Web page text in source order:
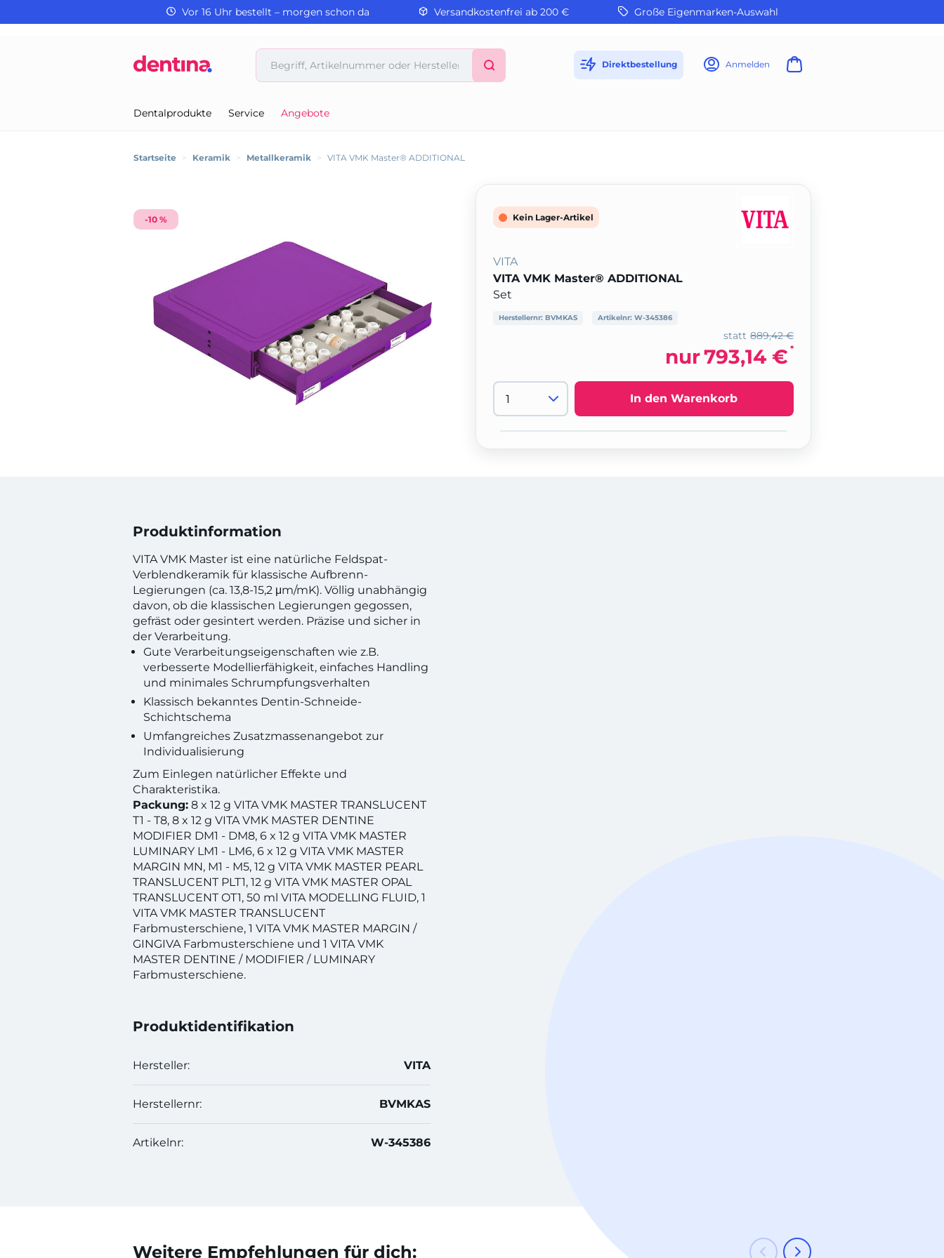
Vor 16 Uhr bestellt – morgen schon da Versandkostenfrei ab 200 € Große Eigenmarken-Auswahl
Direktbestellung Anmelden
Dentalprodukte Service Angebote
Startseite > Keramik > Metallkeramik > VITA VMK Master® ADDITIONAL
-10 %
Produktinformation
VITA VMK Master ist eine natürliche Feldspat-
Verblendkeramik für klassische Aufbrenn-
Legierungen (ca. 13,8-15,2 μm/mK). Völlig unabhängig
davon, ob die klassischen Legierungen gegossen,
gefräst oder gesintert werden. Präzise und sicher in
der Verarbeitung.
Gute Verarbeitungseigenschaften wie z.B.
verbesserte Modellierfähigkeit, einfaches Handling
und minimales Schrumpfungsverhalten
Klassisch bekanntes Dentin-Schneide-
Schichtschema
Umfangreiches Zusatzmassenangebot zur
Individualisierung
Zum Einlegen natürlicher Effekte und
Charakteristika.
Packung: 8 x 12 g VITA VMK MASTER TRANSLUCENT
T1 - T8, 8 x 12 g VITA VMK MASTER DENTINE
MODIFIER DM1 - DM8, 6 x 12 g VITA VMK MASTER
LUMINARY LM1 - LM6, 6 x 12 g VITA VMK MASTER
MARGIN MN, M1 - M5, 12 g VITA VMK MASTER PEARL
TRANSLUCENT PLT1, 12 g VITA VMK MASTER OPAL
TRANSLUCENT OT1, 50 ml VITA MODELLING FLUID, 1
VITA VMK MASTER TRANSLUCENT
Farbmusterschiene, 1 VITA VMK MASTER MARGIN /
GINGIVA Farbmusterschiene und 1 VITA VMK
MASTER DENTINE / MODIFIER / LUMINARY
Farbmusterschiene.
Produktidentifikation
Hersteller: VITA
Herstellernr: BVMKAS
Artikelnr: W-345386
Kein Lager-Artikel
VITA
VITA VMK Master® ADDITIONAL
Set
Herstellernr: BVMKAS Artikelnr: W-345386
889,42 €
statt
nur793,14 € *
In den Warenkorb
Weitere Empfehlungen für dich: